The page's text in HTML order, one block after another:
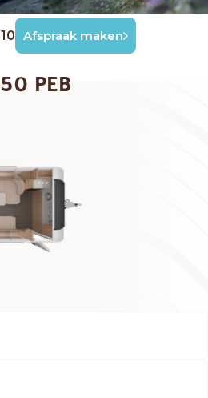
Afspraak maken
PEB